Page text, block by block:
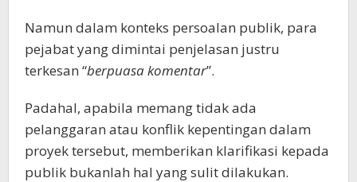
Namun dalam konteks persoalan publik, para
pejabat yang dimintai penjelasan justru
terkesan “berpuasa komentar”.
Padahal, apabila memang tidak ada
pelanggaran atau konflik kepentingan dalam
proyek tersebut, memberikan klarifikasi kepada
publik bukanlah hal yang sulit dilakukan.